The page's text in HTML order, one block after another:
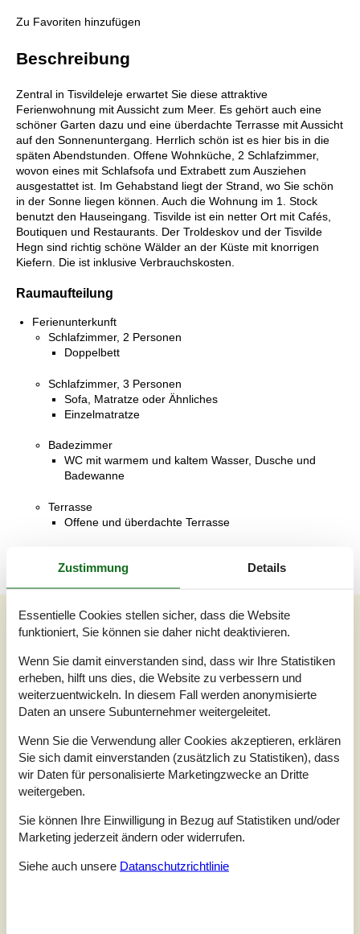
Zu Favoriten hinzufügen
Beschreibung
Zentral in Tisvildeleje erwartet Sie diese attraktive
Ferienwohnung mit Aussicht zum Meer. Es gehört auch eine
schöner Garten dazu und eine überdachte Terrasse mit Aussicht
auf den Sonnenuntergang. Herrlich schön ist es hier bis in die
späten Abendstunden. Offene Wohnküche, 2 Schlafzimmer,
wovon eines mit Schlafsofa und Extrabett zum Ausziehen
ausgestattet ist. Im Gehabstand liegt der Strand, wo Sie schön
in der Sonne liegen können. Auch die Wohnung im 1. Stock
benutzt den Hauseingang. Tisvilde ist ein netter Ort mit Cafés,
Boutiquen und Restaurants. Der Troldeskov und der Tisvilde
Hegn sind richtig schöne Wälder an der Küste mit knorrigen
Kiefern. Die ist inklusive Verbrauchskosten.
Raumaufteilung
Ferienunterkunft
Schlafzimmer, 2 Personen
Doppelbett
Schlafzimmer, 3 Personen
Sofa, Matratze oder Ähnliches
Einzelmatratze
Badezimmer
WC mit warmem und kaltem Wasser, Dusche und
Badewanne
Terrasse
Offene und überdachte Terrasse
Unsere Gästebewertungen
Unsere Gästebewertungen
5,0 Bezogen auf 1Bewertung
Bewertung ist vom 26.06.2022
5 (1)
4
3
2
Kommentare
1 Bewertung hat einen Kommentar in einer anderen Sprache.
Zustimmung Details
Essentielle Cookies stellen sicher, dass die Website
funktioniert, Sie können sie daher nicht deaktivieren.
Wenn Sie damit einverstanden sind, dass wir Ihre Statistiken
erheben, hilft uns dies, die Website zu verbessern und
weiterzuentwickeln. In diesem Fall werden anonymisierte
Daten an unsere Subunternehmer weitergeleitet.
Wenn Sie die Verwendung aller Cookies akzeptieren, erklären
Sie sich damit einverstanden (zusätzlich zu Statistiken), dass
wir Daten für personalisierte Marketingzwecke an Dritte
weitergeben.
Sie können Ihre Einwilligung in Bezug auf Statistiken und/oder
Marketing jederzeit ändern oder widerrufen.
Siehe auch unsere Datanschutzrichtlinie